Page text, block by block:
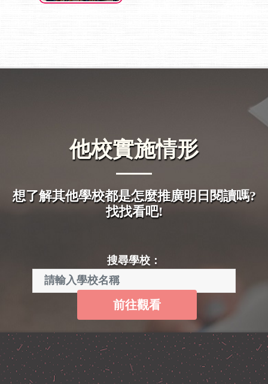
他校實施情形
想了解其他學校都是怎麼推廣明日閱讀嗎?
找找看吧!
搜尋學校：
前往觀看